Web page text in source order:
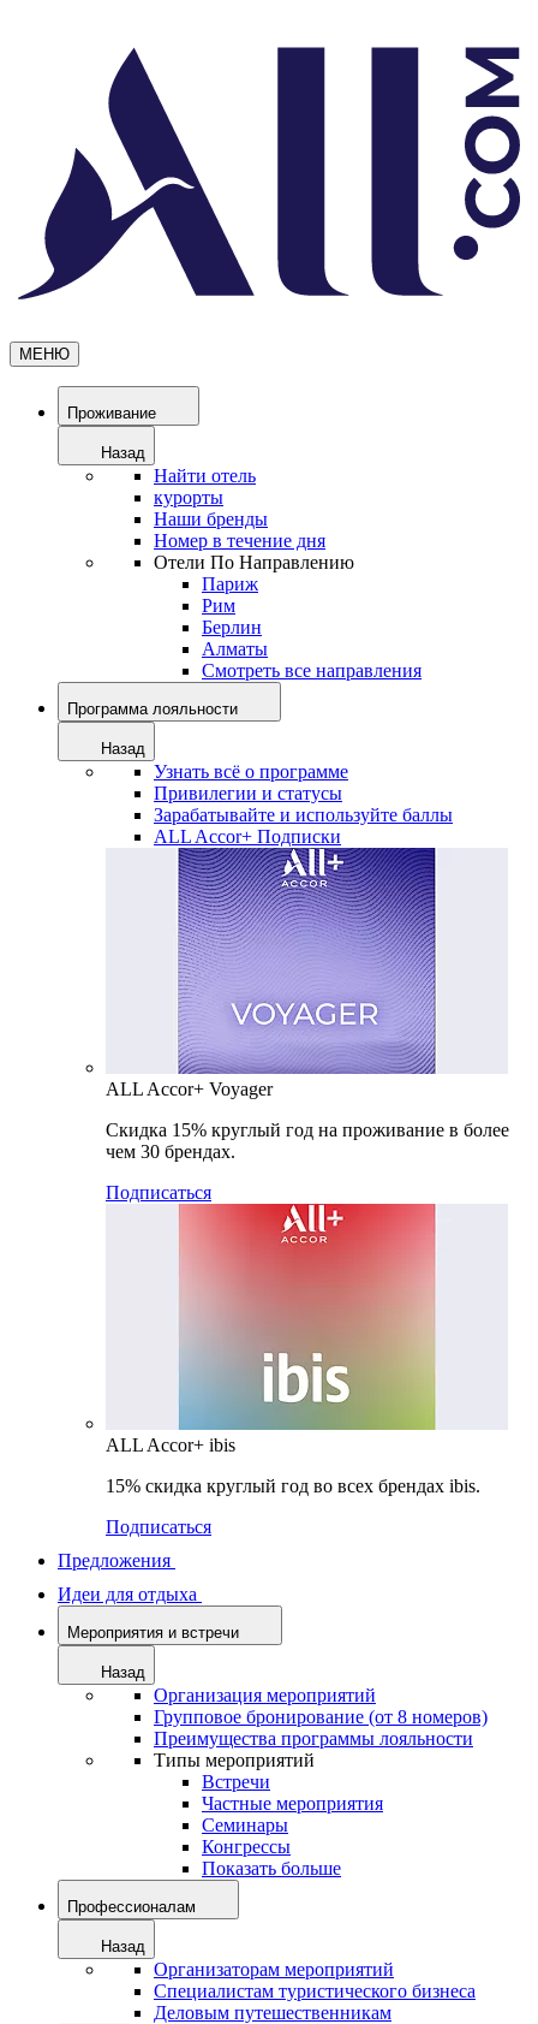
МЕНЮ
Проживание
Назад
Найти отель
курорты
Наши бренды
Номер в течение дня
Отели По Направлению
Париж
Рим
Берлин
Алматы
Смотреть все направления
Программа лояльности
Назад
Узнать всё о программе
Привилегии и статусы
Зарабатывайте и используйте баллы
ALL Accor+ Подписки
ALL Accor+ Voyager
Скидка 15% круглый год на проживание в более
чем 30 брендах.
Подписаться
ALL Accor+ ibis
15% скидка круглый год во всех брендах ibis.
Подписаться
Предложения
Идеи для отдыха
Мероприятия и встречи
Назад
Организация мероприятий
Групповое бронирование (от 8 номеров)
Преимущества программы лояльности
Типы мероприятий
Встречи
Частные мероприятия
Семинары
Конгрессы
Показать больше
Профессионалам
Назад
Организаторам мероприятий
Специалистам туристического бизнеса
Деловым путешественникам